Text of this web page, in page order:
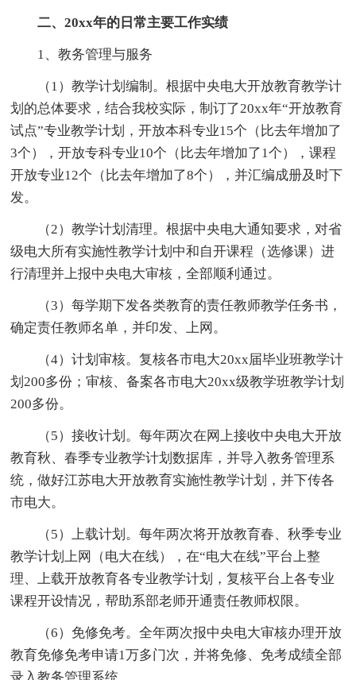
二、20xx年的日常主要工作实绩
1、教务管理与服务
（1）教学计划编制。根据中央电大开放教育教学计
划的总体要求，结合我校实际，制订了20xx年“开放教育
试点”专业教学计划，开放本科专业15个（比去年增加了
3个），开放专科专业10个（比去年增加了1个），课程
开放专业12个（比去年增加了8个），并汇编成册及时下
发。
（2）教学计划清理。根据中央电大通知要求，对省
级电大所有实施性教学计划中和自开课程（选修课）进
行清理并上报中央电大审核，全部顺利通过。
（3）每学期下发各类教育的责任教师教学任务书，
确定责任教师名单，并印发、上网。
（4）计划审核。复核各市电大20xx届毕业班教学计
划200多份；审核、备案各市电大20xx级教学班教学计划
200多份。
（5）接收计划。每年两次在网上接收中央电大开放
教育秋、春季专业教学计划数据库，并导入教务管理系
统，做好江苏电大开放教育实施性教学计划，并下传各
市电大。
（5）上载计划。每年两次将开放教育春、秋季专业
教学计划上网（电大在线），在“电大在线”平台上整
理、上载开放教育各专业教学计划，复核平台上各专业
课程开设情况，帮助系部老师开通责任教师权限。
（6）免修免考。全年两次报中央电大审核办理开放
教育免修免考申请1万多门次，并将免修、免考成绩全部